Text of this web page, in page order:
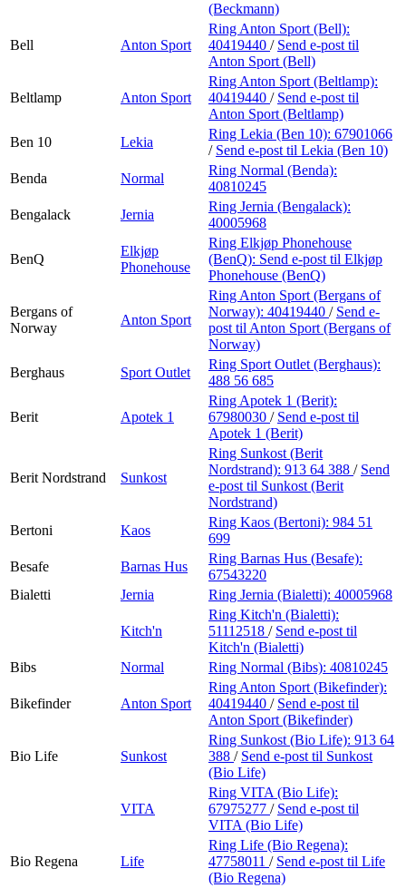
(Beckmann)
Bell Anton Sport
Ring Anton Sport (Bell):
40419440 / Send e-post til
Anton Sport (Bell)
Beltlamp Anton Sport
Ring Anton Sport (Beltlamp):
40419440 / Send e-post til
Anton Sport (Beltlamp)
Ben 10
Lekia
Ring Lekia (Ben 10): 67901066
/ Send e-post til Lekia (Ben 10)
Benda
Normal
Ring Normal (Benda):
40810245
Bengalack
Jernia
Ring Jernia (Bengalack):
40005968
BenQ
Elkjøp
Phonehouse
Ring Elkjøp Phonehouse
(BenQ): Send e-post til Elkjøp
Phonehouse (BenQ)
Bergans of
Norway
Anton Sport
Ring Anton Sport (Bergans of
Norway): 40419440 / Send e-
post til Anton Sport (Bergans of
Norway)
Berghaus
Sport Outlet
Ring Sport Outlet (Berghaus):
488 56 685
Berit Apotek 1
Ring Apotek 1 (Berit):
67980030 / Send e-post til
Apotek 1 (Berit)
Berit Nordstrand Sunkost
Ring Sunkost (Berit
Nordstrand): 913 64 388 / Send
e-post til Sunkost (Berit
Nordstrand)
Bertoni
Kaos
Ring Kaos (Bertoni): 984 51
699
Besafe
Barnas Hus
Ring Barnas Hus (Besafe):
67543220
Bialetti
Jernia Ring Jernia (Bialetti): 40005968
Kitch'n
Ring Kitch'n (Bialetti):
51112518 / Send e-post til
Kitch'n (Bialetti)
Bibs
Normal Ring Normal (Bibs): 40810245
Bikefinder Anton Sport
Ring Anton Sport (Bikefinder):
40419440 / Send e-post til
Anton Sport (Bikefinder)
Bio Life Sunkost
Ring Sunkost (Bio Life): 913 64
388 / Send e-post til Sunkost
(Bio Life)
VITA
Ring VITA (Bio Life):
67975277 / Send e-post til
VITA (Bio Life)
Bio Regena Life
Ring Life (Bio Regena):
47758011 / Send e-post til Life
(Bio Regena)